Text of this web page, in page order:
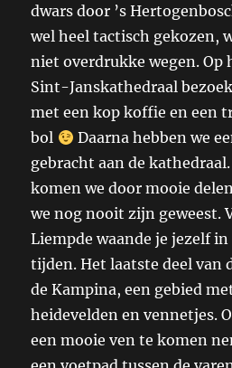
dwars door ’s
wel heel tactisch gekozen,
niet overdrukke wegen. Op
Sint-Janskathedraal
met een kop koffie en een
bol
Daarna hebben we
gebracht aan de
komen we door mooie
we nog nooit zijn geweest.
Liempde waande je jezelf
tijden. Het laatste deel van
de Kampina, een gebied
heidevelden en vennetjes.
een mooie ven te komen